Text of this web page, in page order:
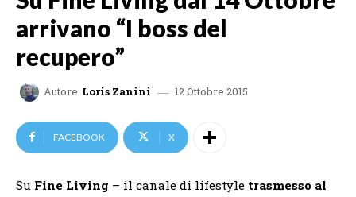
arrivano “I boss del
recupero”
Autore Loris Zanini 12 Ottobre 2015
FACEBOOK X
Su Fine Living – il canale di lifestyle trasmesso al